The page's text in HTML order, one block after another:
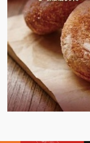
微風亭鐵板燒加盟
漫步藍咖啡加盟說
明石章魚燒加盟說
出櫃加盟說明會
千香漢堡加盟說明